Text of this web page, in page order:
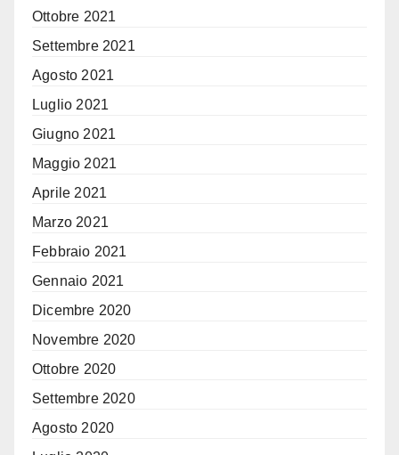
Ottobre 2021
Settembre 2021
Agosto 2021
Luglio 2021
Giugno 2021
Maggio 2021
Aprile 2021
Marzo 2021
Febbraio 2021
Gennaio 2021
Dicembre 2020
Novembre 2020
Ottobre 2020
Settembre 2020
Agosto 2020